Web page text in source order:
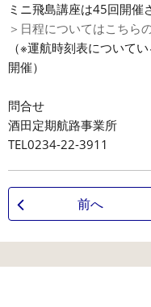
ミニ飛島講座は45回開催
＞日程についてはこちら
（※運航時刻表について
開催）
問合せ
酒田定期航路事業所
TEL0234-22-3911
前へ